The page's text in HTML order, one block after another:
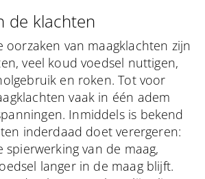
de klachten
oorzaken van maagklachten zijn
veel koud voedsel nuttigen,
en roken. Tot voor
vaak in één adem
Inmiddels is bekend
inderdaad doet verergeren:
spierwerking van de maag,
langer in de maag blijft.